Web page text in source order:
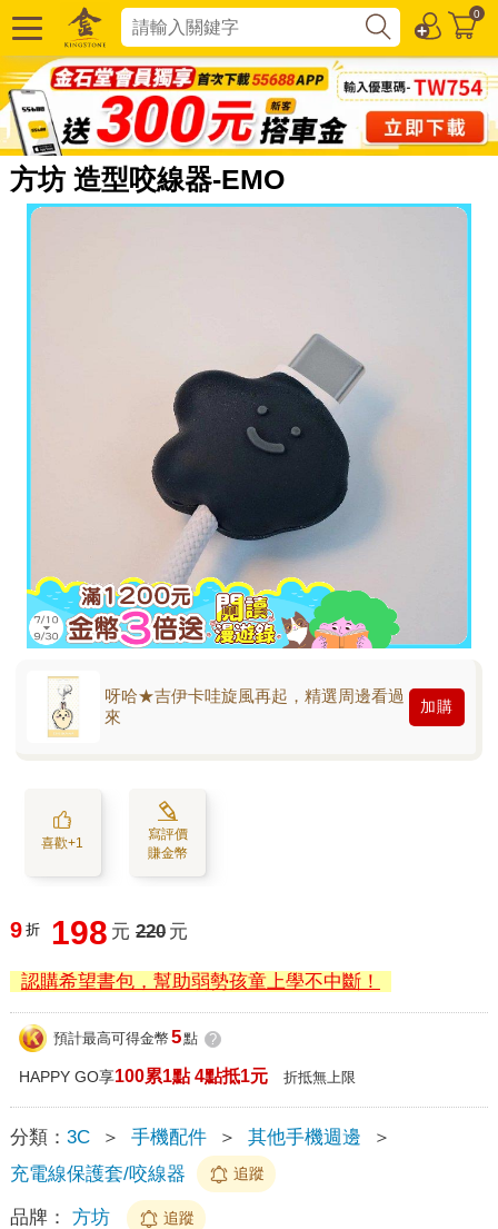
0
方坊 造型咬線器-EMO
呀哈★吉伊卡哇旋風再起，精選周邊看過
來
加購
喜歡+1
寫評價
賺金幣
9 折 198 元 220 元
認購希望書包，幫助弱勢孩童上學不中斷！
預計最高可得金幣 5點 ?
HAPPY GO享100累1點 4點抵1元 折抵無上限
分類： 3C ＞ 手機配件 ＞ 其他手機週邊
＞
充電線保護套/咬線器
追蹤
品牌： 方坊 追蹤